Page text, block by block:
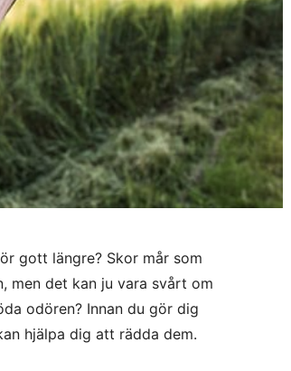
gott längre? Skor mår som
men det kan ju vara svårt om
odören? Innan du gör dig
hjälpa dig att rädda dem.